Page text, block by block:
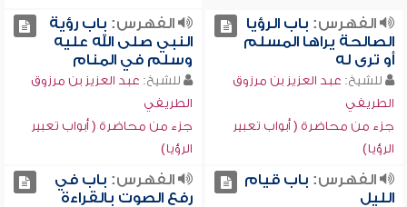
الفهرس: باب الرؤيا
الصالحة يراها المسلم
أو ترى له
للشيخ: عبد العزيز بن مرزوق
الطريفي
جزء من محاضرة ( أبواب تعبير
الرؤيا)
الفهرس: باب رؤية
النبي صلى الله عليه
وسلم في المنام
للشيخ: عبد العزيز بن مرزوق
الطريفي
جزء من محاضرة ( أبواب تعبير
الرؤيا)
الفهرس: باب قيام
الليل
الفهرس: باب في
رفع الصوت بالقراءة